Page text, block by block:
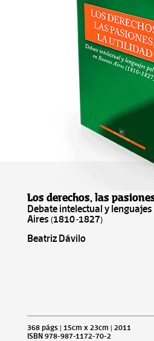
Los derechos, las
Debate intelectual y
Aires (1810-1827)
Beatriz Dávilo
368 págs | 15cm x 23cm | 2011
ISBN 978-987-1172-70-2